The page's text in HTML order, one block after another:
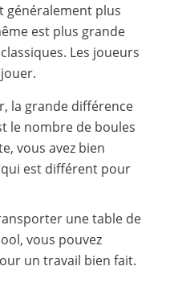
généralement plus
est plus grande
Les joueurs
la grande différence
le nombre de boules
vous avez bien
est différent pour
une table de
vous pouvez
un travail bien fait.